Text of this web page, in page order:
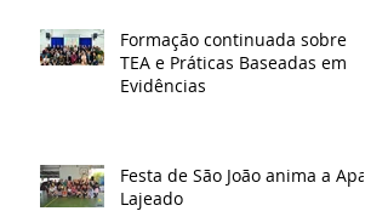
Formação continuada sobre
TEA e Práticas Baseadas em
Evidências
Festa de São João anima a Apae
Lajeado